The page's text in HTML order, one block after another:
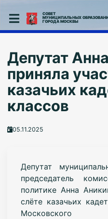
СОВЕТ
МУНИЦИПАЛЬНЫХ
ГОРОДА МОСКВЫ
Депутат
приняла
казачьих
классов
05.11.2025
Депутат
председатель
политике Анна
слёте казачьих
Московского